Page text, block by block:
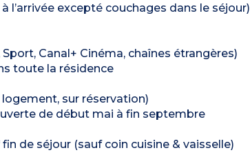
l’arrivée excepté couchages dans le séjour)
Sport, Canal+ Cinéma, chaînes étrangères)
toute la résidence
sur réservation)
de début mai à fin septembre
de séjour (sauf coin cuisine & vaisselle)